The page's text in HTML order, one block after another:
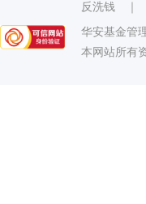
反洗钱 ｜
华安基金管
本网站所有